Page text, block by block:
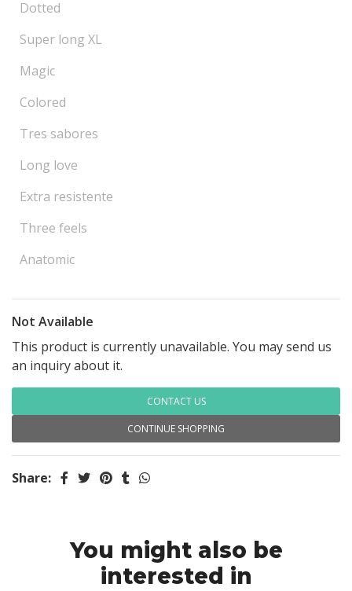
Dotted
Super long XL
Magic
Colored
Tres sabores
Long love
Extra resistente
Three feels
Anatomic
Not Available
This product is currently unavailable. You may send us
an inquiry about it.
CONTACT US
CONTINUE SHOPPING
Share:
You might also be
interested in